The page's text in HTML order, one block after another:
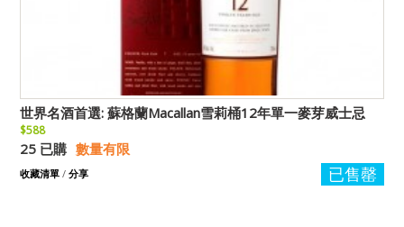
世界名酒首選: 蘇格蘭Macallan雪莉桶12年單一麥芽威士忌
$588
25 已購 數量有限
已售罄
收藏清單 / 分享